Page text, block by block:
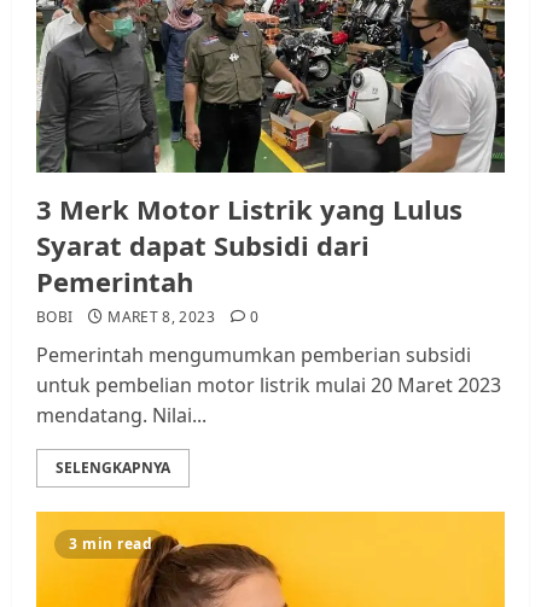
3 Merk Motor Listrik yang Lulus
Syarat dapat Subsidi dari
Pemerintah
BOBI MARET 8, 2023 0
Pemerintah mengumumkan pemberian subsidi
untuk pembelian motor listrik mulai 20 Maret 2023
mendatang. Nilai...
SELENGKAPNYA
3 min read